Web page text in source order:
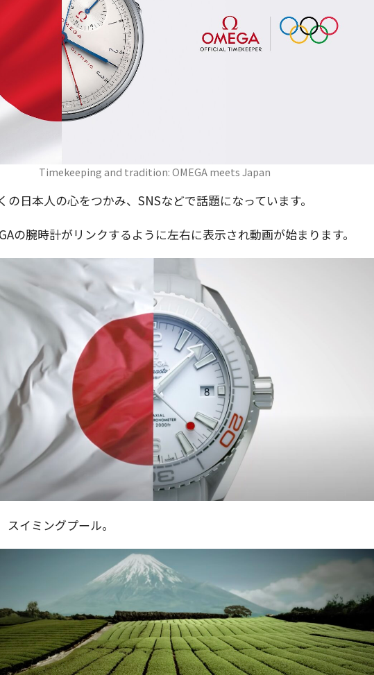
Timekeeping and tradition: OMEGA meets Japan
の日本人の心をつかみ、SNSなどで話題になっています。
の腕時計がリンクするように左右に表示され動画が始まります。
スイミングプール。